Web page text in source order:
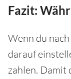
Fazit:
Wenn du
darauf
zahlen. Damit